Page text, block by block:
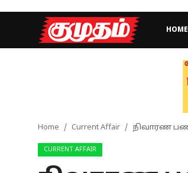
HOME
GamesHome Current Affair நிவாரண
CURRENT AFFAIR